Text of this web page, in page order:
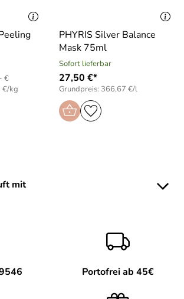
€
€/kg
PHYRIS Silver Balance
Mask 75ml
Sofort lieferbar
27,50 €*
Grundpreis: 366,67 €/l
mit
Portofrei ab 45€